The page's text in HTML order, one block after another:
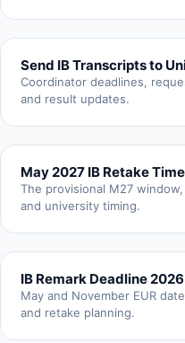
Send IB Transcripts to
Coordinator deadlines,
and result updates.
May 2027 IB Retake
The provisional M27
and university timing.
IB Remark Deadline 2026
May and November EUR
and retake planning.